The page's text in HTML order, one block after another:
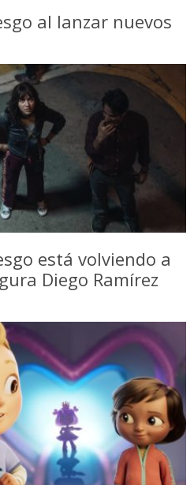
al lanzar nuevos
está volviendo a
Diego Ramírez